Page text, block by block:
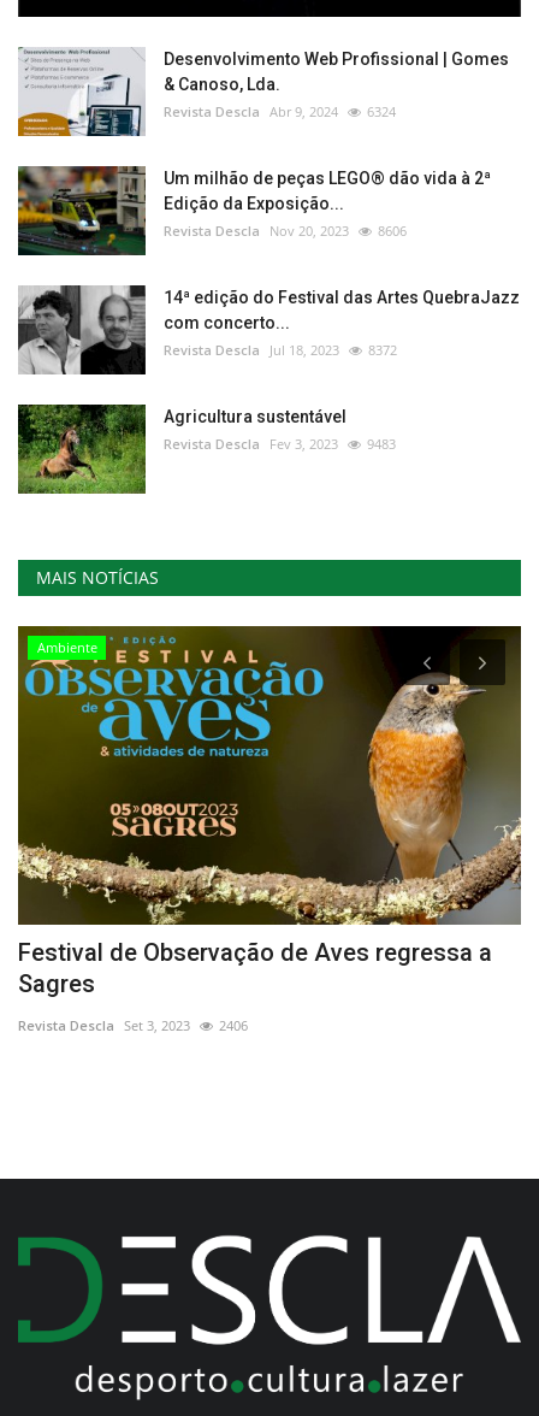
Desenvolvimento Web Profissional | Gomes
& Canoso, Lda.
Revista Descla Abr 9, 2024 6324
Um milhão de peças LEGO® dão vida à 2ª
Edição da Exposição...
Revista Descla Nov 20, 2023 8606
14ª edição do Festival das Artes QuebraJazz
com concerto...
Revista Descla Jul 18, 2023 8372
Agricultura sustentável
Revista Descla Fev 3, 2023 9483
MAIS NOTÍCIAS
Ambiente
Festival de Observação de Aves regressa a
Sagres
Revista Descla Set 3, 2023 2406